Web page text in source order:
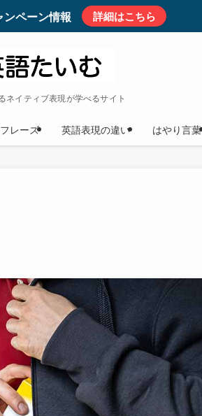
ペーン情報 詳細はこちら
ネイティブ表現が学べるサイト
レーズ 英語表現の違い はやり言葉